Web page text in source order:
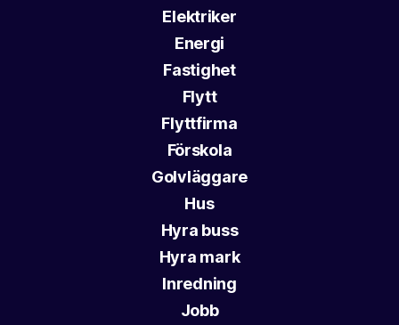
Elektriker
Energi
Fastighet
Flytt
Flyttfirma
Förskola
Golvläggare
Hus
Hyra buss
Hyra mark
Inredning
Jobb